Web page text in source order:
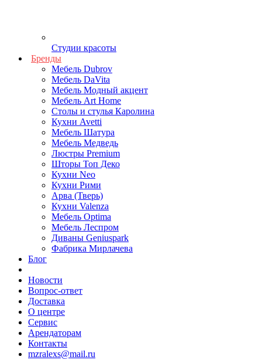
Студии красоты
Бренды
Мебель Dubrov
Мебель DaVita
Мебель Модный акцент
Мебель Art Home
Столы и стулья Каролина
Кухни Avetti
Мебель Шатура
Мебель Медведь
Люстры Premium
Шторы Топ Деко
Кухни Neo
Кухни Рими
Арва (Тверь)
Кухни Valenza
Мебель Optima
Мебель Леспром
Диваны Geniuspark
Фабрика Мирлачева
Блог
Новости
Вопрос-ответ
Доставка
О центре
Сервис
Арендаторам
Контакты
mzralexs@mail.ru